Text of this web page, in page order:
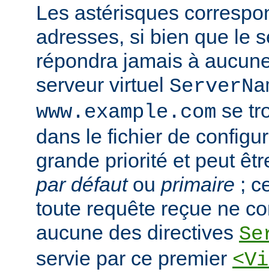
Les astérisques
adresses, si bien que le
répondra jamais à
serveur virtuel
www.example.com se
dans le fichier de
grande priorité et peut
par défautou primaire ;
toute requête reçue ne
aucune des directives
servie par ce premier